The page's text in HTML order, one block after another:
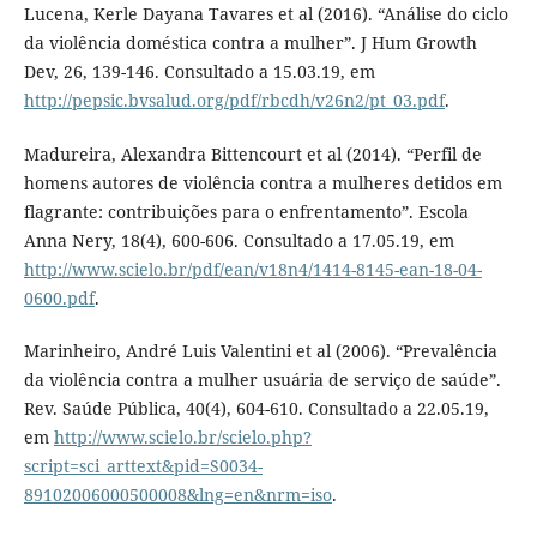
Lucena, Kerle Dayana Tavares et al (2016). “Análise do ciclo
da violência doméstica contra a mulher”. J Hum Growth
Dev, 26, 139-146. Consultado a 15.03.19, em
http://pepsic.bvsalud.org/pdf/rbcdh/v26n2/pt_03.pdf.
Madureira, Alexandra Bittencourt et al (2014). “Perfil de
homens autores de violência contra a mulheres detidos em
flagrante: contribuições para o enfrentamento”. Escola
Anna Nery, 18(4), 600-606. Consultado a 17.05.19, em
http://www.scielo.br/pdf/ean/v18n4/1414-8145-ean-18-04-
0600.pdf.
Marinheiro, André Luis Valentini et al (2006). “Prevalência
da violência contra a mulher usuária de serviço de saúde”.
Rev. Saúde Pública, 40(4), 604-610. Consultado a 22.05.19,
em http://www.scielo.br/scielo.php?
script=sci_arttext&pid=S0034-
89102006000500008&lng=en&nrm=iso.